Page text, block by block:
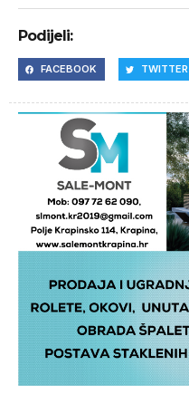
Podijeli:
FACEBOOK TWITTER